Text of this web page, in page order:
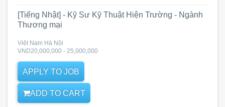
[Tiếng Nhật] - Kỹ Sư Kỹ Thuật Hiện Trường - Ngành
Thương mại
Việt Nam Hà Nội
VND20,000,000 - 25,000,000
APPLY TO JOB
ADD TO CART